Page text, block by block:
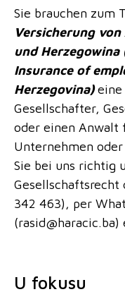
Sie brauchen zum
Versicherung
und Herzegowina
Insurance of
Herzegovina)eine
Gesellschafter,
oder einen Anwalt
Unternehmen
Sie bei uns richtig
342 463), per
(rasid@haracic.ba)
U fokusu